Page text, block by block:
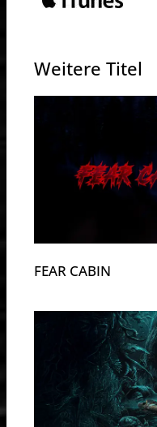
Weitere Titel
FEAR CABIN